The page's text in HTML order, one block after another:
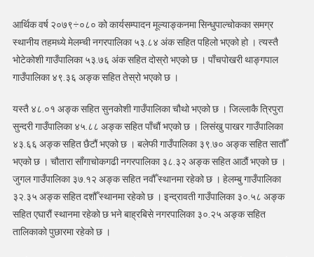
मूल्याङ्कनमा
मेलम्ची
पहिलो
पालिका
कुन
स्थानमा
आर्थिक वर्ष २०७९÷०८० को कार्यसम्पादन मूल्याङ्कनमा सिन्धुपाल्चोकका समग्र
स्थानीय तहमध्ये मेलम्ची नगरपालिका ५३.८४ अंक सहित पहिलो भएको हो । त्यस्तै
भोटेकोशी गाउँपालिका ५३.७६ अंक सहित दोस्रो भएको छ । पाँचपोखरी थाङ्गपाल
गाउँपालिका ४९.३६ अङ्क सहित तेस्रो भएको छ ।
यस्तै ४८.०१ अङ्क सहित सुनकोशी गाउँपालिका चौथो भएको छ । जिल्लाकै त्रिपुरा
सुन्दरी गाउँपालिका ४५.८८ अङ्क सहित पाँचौं भएको छ । लिसंखु पाखर गाउँपालिका
४३.६६ अङ्क सहित छैटौं भएको छ । बलेफी गाउँपालिका ३९.७० अङ्क सहित सातौँ
भएको छ । चौतारा साँगाचोकगढी नगरपालिका ३८.३२ अङ्क सहित आठौं भएको छ ।
जुगल गाउँपालिका ३७.१२ अङ्क सहित नवौँ स्थानमा रहेको छ । हेलम्बु गाउँपालिका
३२.३५ अङ्क सहित दशौँ स्थानमा रहेको छ । इन्द्रावती गाउँपालिका ३०.५८ अङ्क
सहित एघारौं स्थानमा रहेको छ भने बाह्रबिसे नगरपालिका ३०.२५ अङ्क सहित
तालिकाको पुछारमा रहेको छ ।